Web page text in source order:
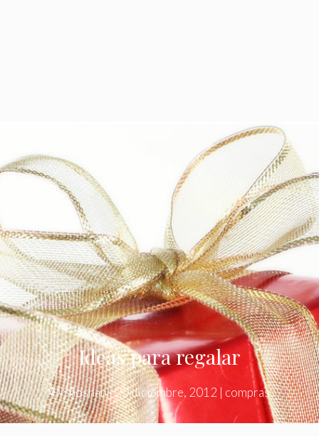
Ideas para regalar
©Shoshan|20 diciembre, 2012 | compras